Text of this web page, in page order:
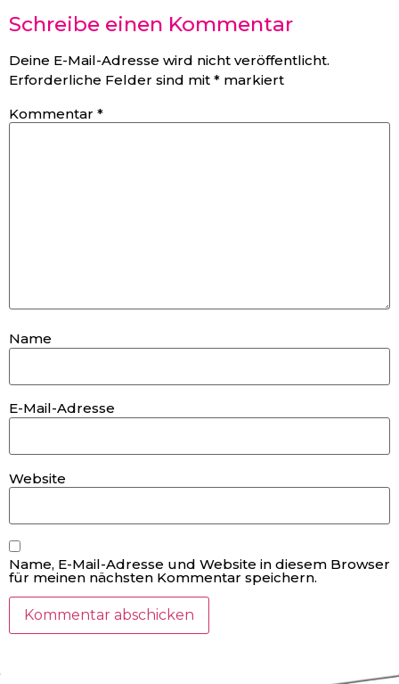
Schreibe einen Kommentar
Deine E-Mail-Adresse wird nicht veröffentlicht.
Erforderliche Felder sind mit * markiert
Kommentar *
Name
E-Mail-Adresse
Website
Name, E-Mail-Adresse und Website in diesem Browser
für meinen nächsten Kommentar speichern.